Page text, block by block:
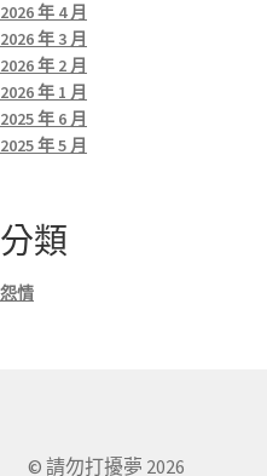
2026 年 4 月
2026 年 3 月
2026 年 2 月
2026 年 1 月
2025 年 6 月
2025 年 5 月
分類
怨情
© 請勿打擾夢 2026